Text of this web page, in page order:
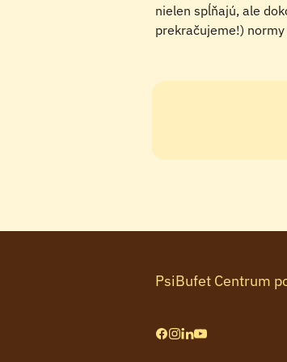
nielen spĺňajú, ale
prekračujeme!)
PsiBufet Centrum